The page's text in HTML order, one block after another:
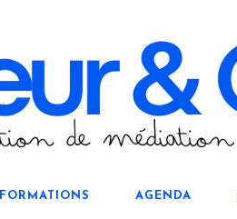
FORMATIONS AGENDA